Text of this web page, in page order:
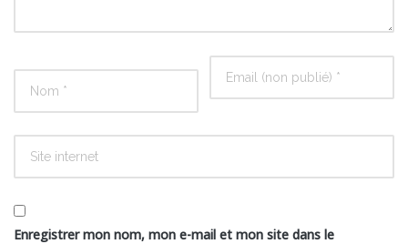
Enregistrer mon nom, mon e-mail et mon site dans le